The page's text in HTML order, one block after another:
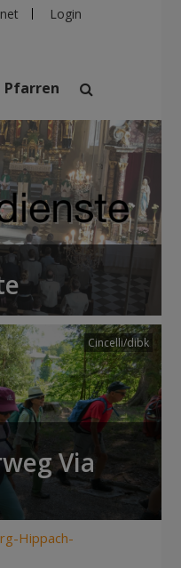
Login
suchen
Einrichtungen
Pfarren
Cincelli/dibk
Via
Hippach-